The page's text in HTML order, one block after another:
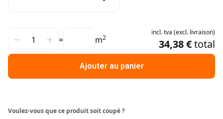
= m2
incl.tva (excl. livraison)
34,38 €total
Ajouter au panier
Voulez-vous que ce produit soit coupé ?